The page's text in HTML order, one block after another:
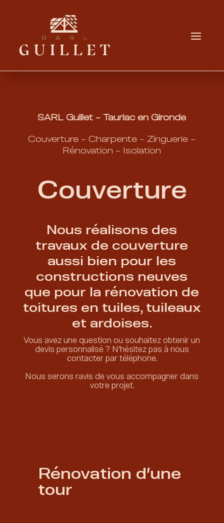
SARL Guillet – Tauriac en Gironde
Couverture – Charpente – Zinguerie –
Rénovation – Isolation
Couverture
Nous réalisons des
travaux de couverture
aussi bien pour les
constructions neuves
que pour la rénovation de
toitures en tuiles, tuileaux
et ardoises.
Vous avez une question ou souhaitez obtenir un
devis personnalisé ? N’hésitez pas à nous
contacter par téléphone.
Nous serons ravis de vous accompagner dans
votre projet.
Rénovation d’une
tour